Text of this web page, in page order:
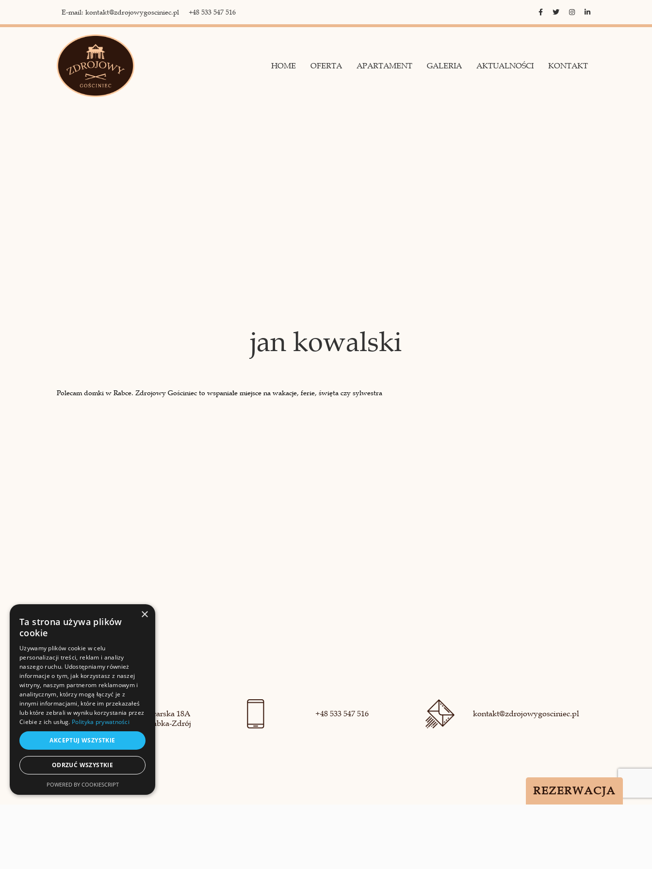
E-mail: kontakt@zdrojowygosciniec.pl +48 533 547 516
HOME OFERTA APARTAMENT GALERIA AKTUALNOŚCI KONTAKT
jan kowalski
Polecam domki w Rabce. Zdrojowy Gościniec to wspaniałe miejsce na wakacje, ferie, święta czy sylwestra
REZERWACJA
ul. Garncarska 18A
34-700 Rabka-Zdrój
+48 533 547 516 kontakt@zdrojowygosciniec.pl
×
Ta strona używa plików
cookie
Używamy plików cookie w celu
personalizacji treści, reklam i analizy
naszego ruchu. Udostępniamy również
informacje o tym, jak korzystasz z naszej
witryny, naszym partnerom reklamowym i
analitycznym, którzy mogą łączyć je z
innymi informacjami, które im przekazałeś
lub które zebrali w wyniku korzystania przez
Ciebie z ich usług. Polityka prywatności
AKCEPTUJ WSZYSTKIE
ODRZUĆ WSZYSTKIE
POWERED BY COOKIESCRIPT